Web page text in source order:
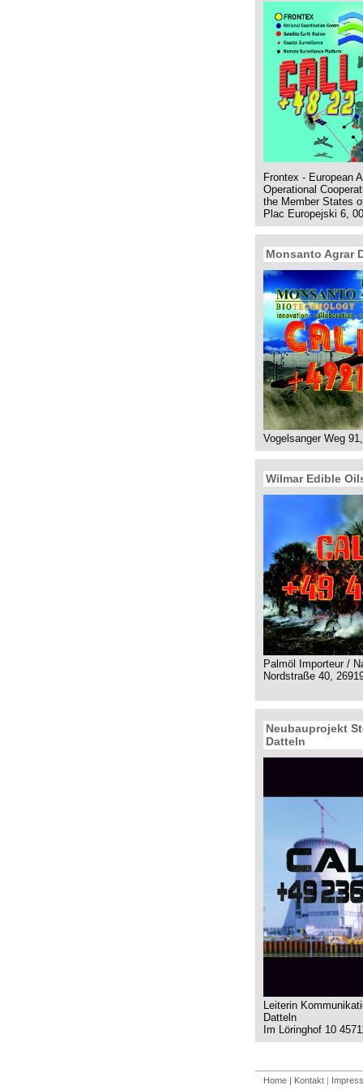
Frontex - European
Operational
the Member States
Plac Europejski 6,
Monsanto Agrar
Vogelsanger Weg
Wilmar Edible
Palmöl Importeur /
Nordstraße 40,
Neubauprojekt
Datteln
Leiterin
Datteln
Im Löringhof 10
Home | Kontakt |